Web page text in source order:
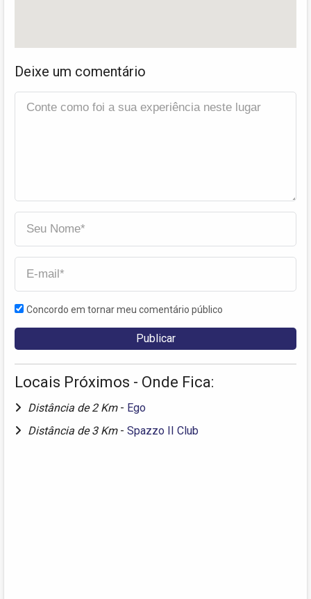
Deixe um comentário
Concordo em tornar meu comentário público
Locais Próximos - Onde Fica:
Distância de 2 Km - Ego
Distância de 3 Km - Spazzo II Club